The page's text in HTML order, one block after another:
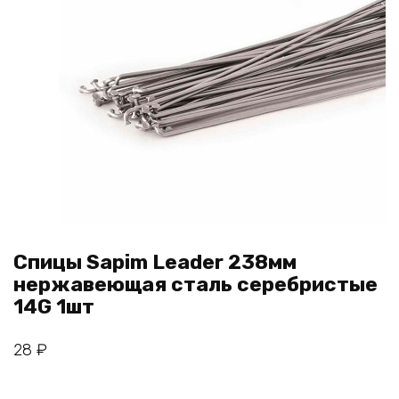
Спицы Sapim Leader 238мм
нержавеющая сталь серебристые
14G 1шт
28 ₽